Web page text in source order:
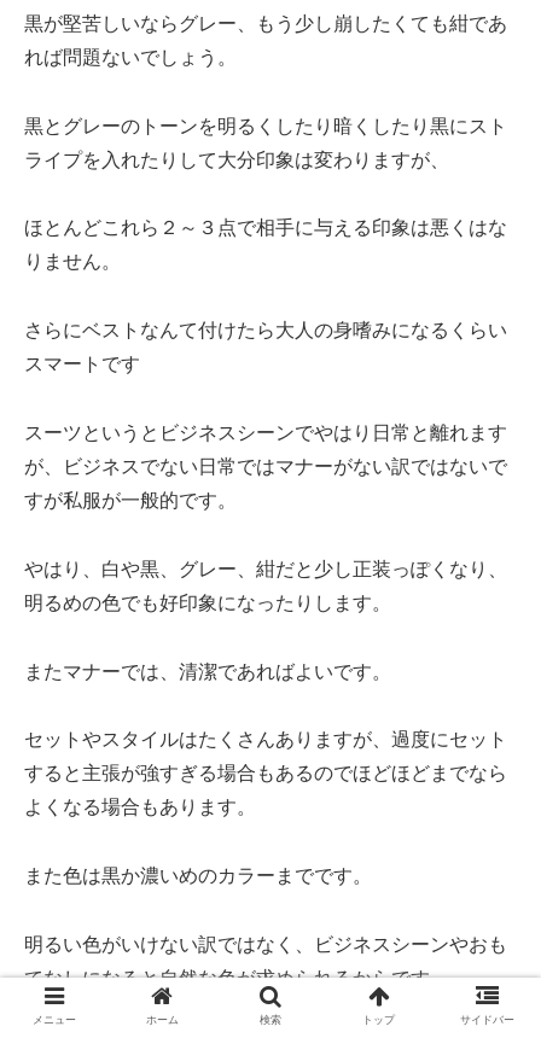
黒が堅苦しいならグレー、もう少し崩したくても紺であ
れば問題ないでしょう。
黒とグレーのトーンを明るくしたり暗くしたり黒にスト
ライプを入れたりして大分印象は変わりますが、
ほとんどこれら２～３点で相手に与える印象は悪くはな
りません。
さらにベストなんて付けたら大人の身嗜みになるくらい
スマートです
スーツというとビジネスシーンでやはり日常と離れます
が、ビジネスでない日常ではマナーがない訳ではないで
すが私服が一般的です。
やはり、白や黒、グレー、紺だと少し正装っぽくなり、
明るめの色でも好印象になったりします。
またマナーでは、清潔であればよいです。
セットやスタイルはたくさんありますが、過度にセット
すると主張が強すぎる場合もあるのでほどほどまでなら
よくなる場合もあります。
また色は黒か濃いめのカラーまでです。
明るい色がいけない訳ではなく、ビジネスシーンやおも
てなしになると自然な色が求められるからです。
メニュー ホーム 検索 トップ サイドバー